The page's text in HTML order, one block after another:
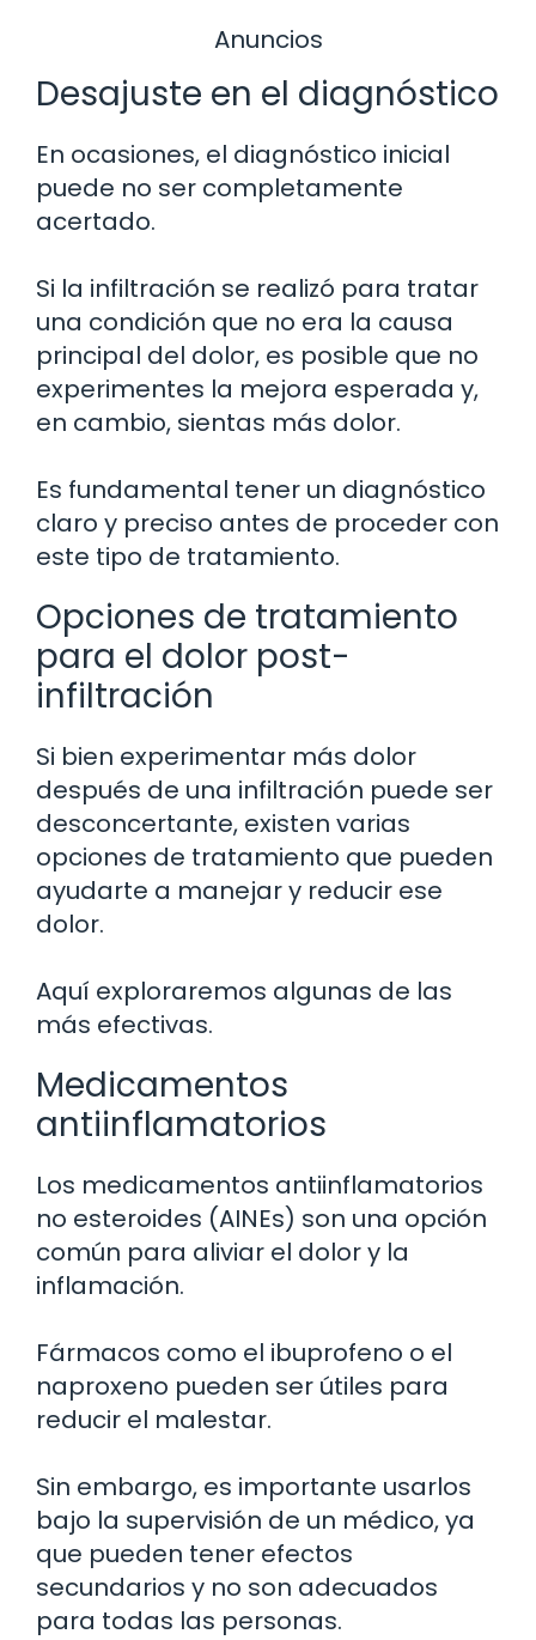
Anuncios
Desajuste en el diagnóstico
En ocasiones, el diagnóstico inicial
puede no ser completamente
acertado.
Si la infiltración se realizó para tratar
una condición que no era la causa
principal del dolor, es posible que no
experimentes la mejora esperada y,
en cambio, sientas más dolor.
Es fundamental tener un diagnóstico
claro y preciso antes de proceder con
este tipo de tratamiento.
Opciones de tratamiento
para el dolor post-
infiltración
Si bien experimentar más dolor
después de una infiltración puede ser
desconcertante, existen varias
opciones de tratamiento que pueden
ayudarte a manejar y reducir ese
dolor.
Aquí exploraremos algunas de las
más efectivas.
Medicamentos
antiinflamatorios
Los medicamentos antiinflamatorios
no esteroides (AINEs) son una opción
común para aliviar el dolor y la
inflamación.
Fármacos como el ibuprofeno o el
naproxeno pueden ser útiles para
reducir el malestar.
Sin embargo, es importante usarlos
bajo la supervisión de un médico, ya
que pueden tener efectos
secundarios y no son adecuados
para todas las personas.